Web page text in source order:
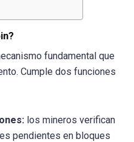
fundamental que
Cumple dos funciones
los mineros verifican
pendientes en bloques